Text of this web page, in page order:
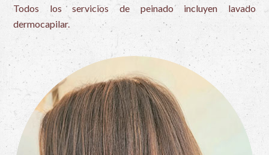
Todos los servicios de peinado incluyen lavado
dermocapilar.